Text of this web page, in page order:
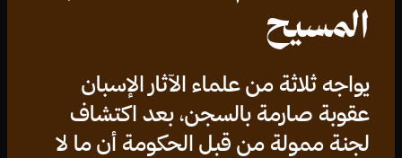
المسيح
يواجه ثلاثة من علماء الآثار الإسبان
عقوبة صارمة بالسجن، بعد اكتشاف
لجنة ممولة من قبل الحكومة أن ما لا